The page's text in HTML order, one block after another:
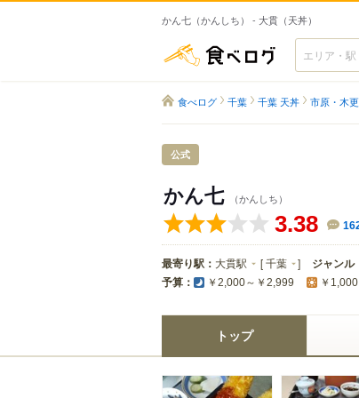
かん七（かんしち） - 大貫（天丼）
食べログ
食べログ 千葉 千葉 天丼 市原・木
公式
かん七 （かんしち）
3.38
最寄り駅： 大貫駅 [千葉 ] ジャンル
予算： ￥2,000～￥2,999 ￥
トップ